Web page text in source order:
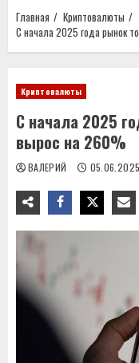
Главная
Криптовалюты
С начала 2025 года рынок
Криптовалюты
С начала 2025
вырос на 260%
ВАЛЕРИЙ 05.06.2025